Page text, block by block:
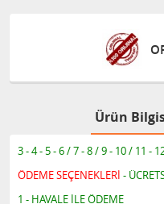
Ürün
3 - 4 - 5 - 6 / 7 - 8 / 9 - 10 / 11 -
ÖDEME SEÇENEKLERİ -
1 - HAVALE İLE ÖDEME